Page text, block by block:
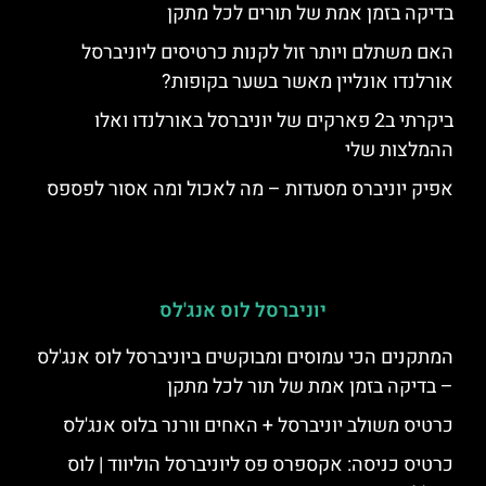
בדיקה בזמן אמת של תורים לכל מתקן
האם משתלם ויותר זול לקנות כרטיסים ליוניברסל
אורלנדו אונליין מאשר בשער בקופות?
ביקרתי ב2 פארקים של יוניברסל באורלנדו ואלו
ההמלצות שלי
אפיק יוניברס מסעדות – מה לאכול ומה אסור לפספס
יוניברסל לוס אנג'לס
המתקנים הכי עמוסים ומבוקשים ביוניברסל לוס אנג'לס
– בדיקה בזמן אמת של תור לכל מתקן
כרטיס משולב יוניברסל + האחים וורנר בלוס אנג'לס
כרטיס כניסה: אקספרס פס ליוניברסל הוליווד | לוס